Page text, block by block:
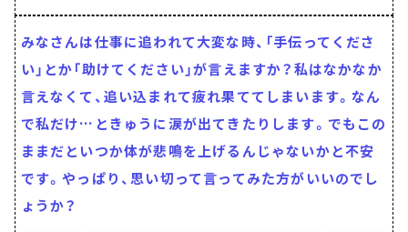
みなさんは仕事に追われて大変な時、「手伝ってくださ
い」とか「助けてください」が言えますか？私はなかなか
言えなくて、追い込まれて疲れ果ててしまいます。なん
で私だけ…ときゅうに涙が出てきたりします。でもこの
ままだといつか体が悲鳴を上げるんじゃないかと不安
です。やっぱり、思い切って言ってみた方がいいのでし
ょうか？